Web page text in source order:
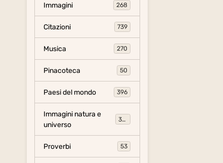
Immagini 268
Citazioni 739
Musica 270
Pinacoteca 50
Paesi del mondo 396
Immagini natura e
universo
306
Proverbi 53